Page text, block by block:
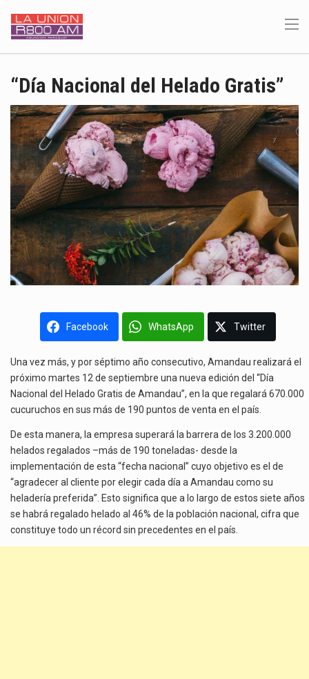
“Día Nacional del Helado Gratis”
Facebook WhatsApp Twitter
Una vez más, y por séptimo año consecutivo, Amandau realizará el
próximo martes 12 de septiembre una nueva edición del “Día
Nacional del Helado Gratis de Amandau”, en la que regalará 670.000
cucuruchos en sus más de 190 puntos de venta en el país.
De esta manera, la empresa superará la barrera de los 3.200.000
helados regalados –más de 190 toneladas- desde la
implementación de esta “fecha nacional” cuyo objetivo es el de
“agradecer al cliente por elegir cada día a Amandau como su
heladería preferida”. Esto significa que a lo largo de estos siete años
se habrá regalado helado al 46% de la población nacional, cifra que
constituye todo un récord sin precedentes en el país.